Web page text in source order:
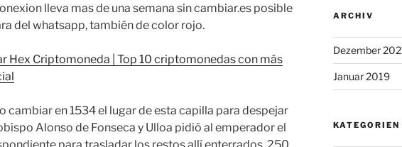
lleva mas de una semana sin cambiar.es posible
del whatsapp, también de color rojo.
Hex Criptomoneda | Top 10 criptomonedas con más
cambiar en 1534 el lugar de esta capilla para despejar
Alonso de Fonseca y Ulloa pidió al emperador el
ARCHIV
Dezember
Januar 2019
KATEGORIEN